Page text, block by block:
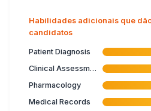
Habilidades adicionais que
candidatos
Patient Diagnosis
Clinical Assessment
Pharmacology
Medical Records